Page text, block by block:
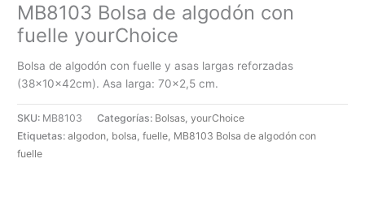
MB8103 Bolsa de algodón con
fuelle yourChoice
Bolsa de algodón con fuelle y asas largas reforzadas
(38x10x42cm). Asa larga: 70×2,5 cm.
SKU: MB8103 Categorías: Bolsas,yourChoice
Etiquetas:algodon, bolsa,fuelle, MB8103 Bolsa de algodón con
fuelle